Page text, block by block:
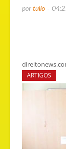
portulio
ARTIGOS